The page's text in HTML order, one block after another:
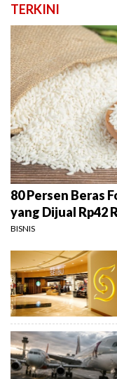
TERKINI
80 Persen Beras
yang Dijual Rp42
BISNIS